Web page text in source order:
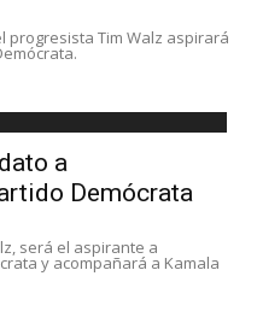
progresista Tim Walz aspirará
a
Demócrata
será el aspirante a
y acompañará a Kamala